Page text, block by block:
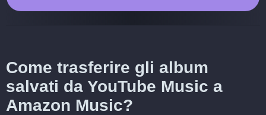
Come trasferire gli album
salvati da YouTube Music a
Amazon Music?